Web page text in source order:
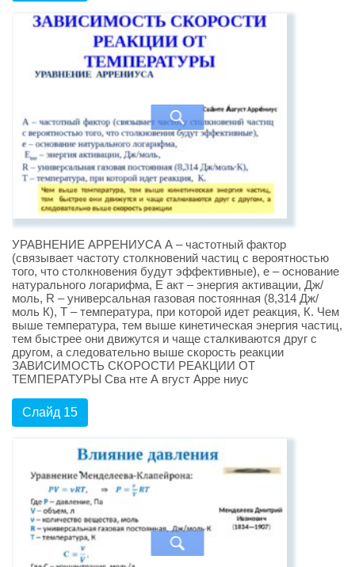
УРАВНЕНИЕ АРРЕНИУСА А – частотный фактор
(связывает частоту столкновений частиц с вероятностью
того, что столкновения будут эффективные), е – основание
натурального логарифма, Е акт – энергия активации, Дж/
моль, R – универсальная газовая постоянная (8,314 Дж/
моль К), T – температура, при которой идет реакция, К. Чем
выше температура, тем выше кинетическая энергия частиц,
тем быстрее они движутся и чаще сталкиваются друг с
другом, а следовательно выше скорость реакции
ЗАВИСИМОСТЬ СКОРОСТИ РЕАКЦИИ ОТ
ТЕМПЕРАТУРЫ Сва нте А вгуст Арре ниус
Слайд 15